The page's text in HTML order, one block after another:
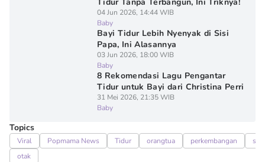
04 Jun 2026, 14:44 WIB
Baby
Bayi Tidur Lebih Nyenyak di Sisi
Papa, Ini Alasannya
03 Jun 2026, 18:00 WIB
Baby
8 Rekomendasi Lagu Pengantar
Tidur untuk Bayi dari Christina Perri
31 Mei 2026, 21:35 WIB
Baby
Topics
Viral Popmama News Tidur orangtua perkembangan
otak